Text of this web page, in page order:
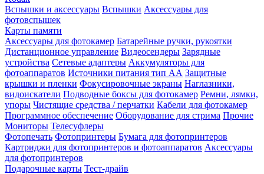
Вспышки и аксессуары Вспышки Аксессуары для
фотовспышек
Карты памяти
Аксессуары для фотокамер Батарейные ручки, рукоятки
Дистанционное управление Видеосендеры Зарядные
устройства Сетевые адаптеры Аккумуляторы для
фотоаппаратов Источники питания тип АА Защитные
крышки и пленки Фокусировочные экраны Наглазники,
видоискатели Подводные боксы для фотокамер Ремни, лямки,
упоры Чистящие средства / перчатки Кабели для фотокамер
Программное обеспечение Оборудование для стрима Прочие
Мониторы Телесуфлеры
Фотопечать Фотопринтеры Бумага для фотопринтеров
Картриджи для фотопринтеров и фотоаппаратов Аксессуары
для фотопринтеров
Подарочные карты Тест-драйв